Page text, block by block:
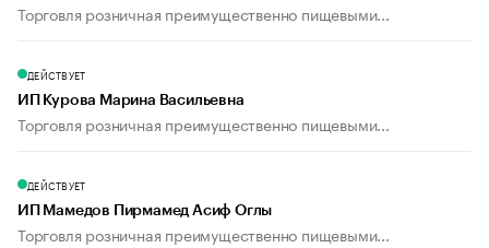
Торговля розничная преимущественно пищевыми...
ДЕЙСТВУЕТ
ИП Курова Марина Васильевна
Торговля розничная преимущественно пищевыми...
ДЕЙСТВУЕТ
ИП Мамедов Пирмамед Асиф Оглы
Торговля розничная преимущественно пищевыми...